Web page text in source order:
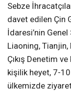
Sebze
davet edilen Çin
İdaresi’nin Genel
Liaoning,
Çıkış Denetim
kişilik heyet, 7-
ülkemizde